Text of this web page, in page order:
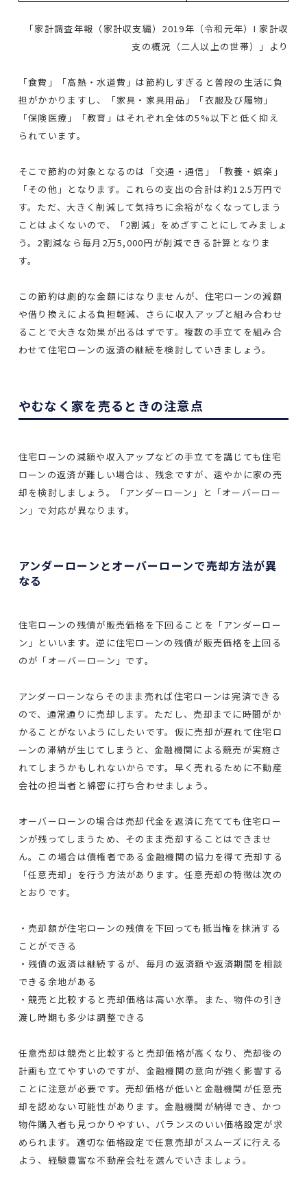
「家計調査年報（家計収支編）2019年（令和元年）I 家計収
支の概況（二人以上の世帯）」より
「食費」「高熱・水道費」は節約しすぎると普段の生活に負
担がかかりますし、「家具・家具用品」「衣服及び履物」
「保険医療」「教育」はそれぞれ全体の5%以下と低く抑え
られています。
そこで節約の対象となるのは「交通・通信」「教養・娯楽」
「その他」となります。これらの支出の合計は約12.5万円で
す。ただ、大きく削減して気持ちに余裕がなくなってしまう
ことはよくないので、「2割減」をめざすことにしてみましょ
う。2割減なら毎月2万5,000円が削減できる計算となりま
す。
この節約は劇的な金額にはなりませんが、住宅ローンの減額
や借り換えによる負担軽減、さらに収入アップと組み合わせ
ることで大きな効果が出るはずです。複数の手立てを組み合
わせて住宅ローンの返済の継続を検討していきましょう。
やむなく家を売るときの注意点
住宅ローンの減額や収入アップなどの手立てを講じても住宅
ローンの返済が難しい場合は、残念ですが、速やかに家の売
却を検討しましょう。「アンダーローン」と「オーバーロー
ン」で対応が異なります。
アンダーローンとオーバーローンで売却方法が異
なる
住宅ローンの残債が販売価格を下回ることを「アンダーロー
ン」といいます。逆に住宅ローンの残債が販売価格を上回る
のが「オーバーローン」です。
アンダーローンならそのまま売れば住宅ローンは完済できる
ので、通常通りに売却します。ただし、売却までに時間がか
かることがないようにしたいです。仮に売却が遅れて住宅ロ
ーンの滞納が生じてしまうと、金融機関による競売が実施さ
れてしまうかもしれないからです。早く売れるために不動産
会社の担当者と綿密に打ち合わせましょう。
オーバーローンの場合は売却代金を返済に充てても住宅ロー
ンが残ってしまうため、そのまま売却することはできませ
ん。この場合は債権者である金融機関の協力を得て売却する
「任意売却」を行う方法があります。任意売却の特徴は次の
とおりです。
・売却額が住宅ローンの残債を下回っても抵当権を抹消する
ことができる
・残債の返済は継続するが、毎月の返済額や返済期間を相談
できる余地がある
・競売と比較すると売却価格は高い水準。また、物件の引き
渡し時期も多少は調整できる
任意売却は競売と比較すると売却価格が高くなり、売却後の
計画も立てやすいのですが、金融機関の意向が強く影響する
ことに注意が必要です。売却価格が低いと金融機関が任意売
却を認めない可能性があります。金融機関が納得でき、かつ
物件購入者も見つかりやすい、バランスのいい価格設定が求
められます。適切な価格設定で任意売却がスムーズに行える
よう、経験豊富な不動産会社を選んでいきましょう。